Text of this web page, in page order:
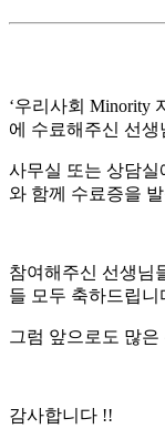
‘우리사회 Minority
에 수료해주신 선생
사무실 또는 상담실
와 함께 수료증을
참여해주신 선생님
들 모두 축하드립니
그럼 앞으로도 많
감사합니다 !!